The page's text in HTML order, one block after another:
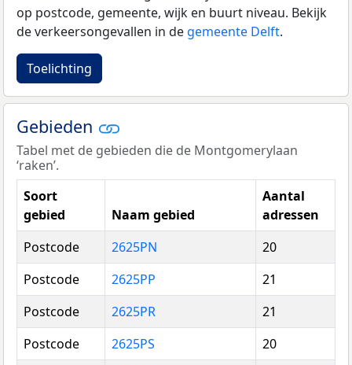
op postcode, gemeente, wijk en buurt niveau. Bekijk
de verkeersongevallen in de gemeente Delft.
Toelichting
Gebieden
Tabel met de gebieden die de Montgomerylaan
‘raken’.
Soort
gebied
Naam gebied
Aantal
adressen
Postcode
2625PN
20
Postcode
2625PP
21
Postcode
2625PR
21
Postcode
2625PS
20